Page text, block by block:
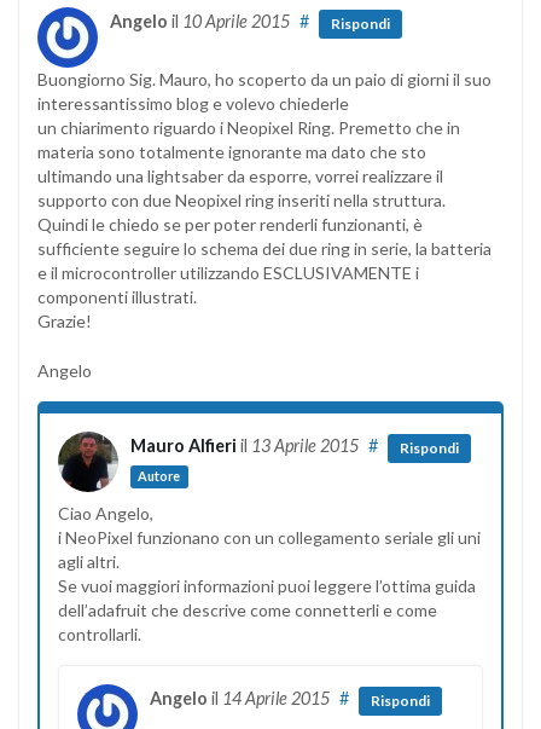
Angelo il 10 Aprile 2015 # Rispondi
Buongiorno Sig. Mauro, ho scoperto da un paio di giorni il suo
interessantissimo blog e volevo chiederle
un chiarimento riguardo i Neopixel Ring. Premetto che in
materia sono totalmente ignorante ma dato che sto
ultimando una lightsaber da esporre, vorrei realizzare il
supporto con due Neopixel ring inseriti nella struttura.
Quindi le chiedo se per poter renderli funzionanti, è
sufficiente seguire lo schema dei due ring in serie, la batteria
e il microcontroller utilizzando ESCLUSIVAMENTE i
componenti illustrati.
Grazie!
Angelo
Mauro Alfieri il 13 Aprile 2015
Autore
# Rispondi
Ciao Angelo,
i NeoPixel funzionano con un collegamento seriale gli uni
agli altri.
Se vuoi maggiori informazioni puoi leggere l’ottima guida
dell’adafruit che descrive come connetterli e come
controllarli.
Angelo il 14 Aprile 2015 # Rispondi